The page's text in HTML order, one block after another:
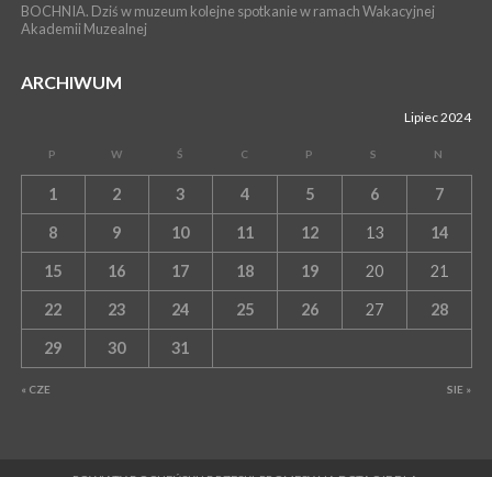
BOCHNIA. Dziś w muzeum kolejne spotkanie w ramach Wakacyjnej
Akademii Muzealnej
ARCHIWUM
Lipiec 2024
P W Ś C P S N
« CZE SIE »
1 2 3 4 5 6 7
8 9 10 11 12 13 14
15 16 17 18 19 20 21
22 23 24 25 26 27 28
29 30 31